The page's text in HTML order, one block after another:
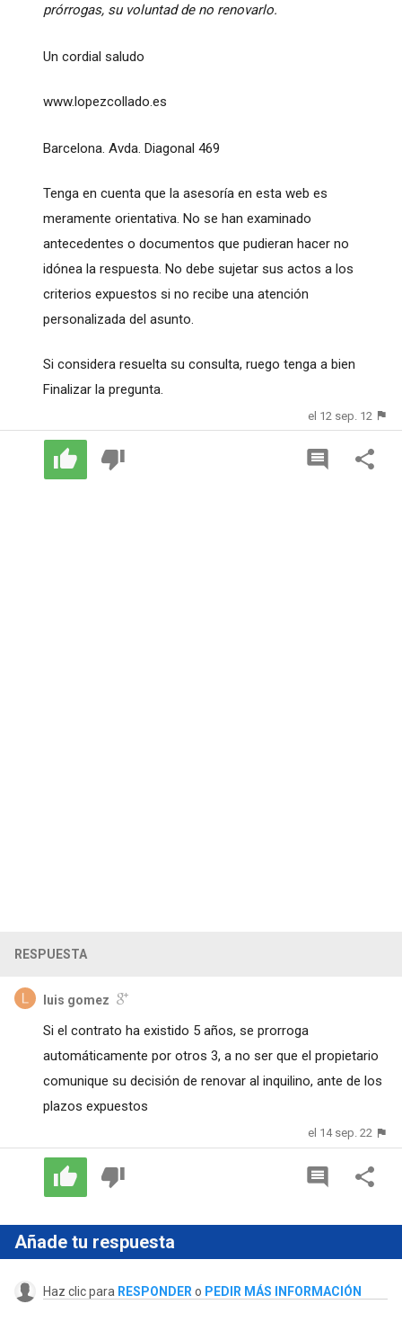
prórrogas, su voluntad de no renovarlo.
Un cordial saludo
www.lopezcollado.es
Barcelona. Avda. Diagonal 469
Tenga en cuenta que la asesoría en esta web es
meramente orientativa. No se han examinado
antecedentes o documentos que pudieran hacer no
idónea la respuesta. No debe sujetar sus actos a los
criterios expuestos si no recibe una atención
personalizada del asunto.
Si considera resuelta su consulta, ruego tenga a bien
Finalizar la pregunta.
el 12 sep. 12
RESPUESTA
luis gomez
Si el contrato ha existido 5 años, se prorroga
automáticamente por otros 3, a no ser que el propietario
comunique su decisión de renovar al inquilino, ante de los
plazos expuestos
el 14 sep. 22
Añade tu respuesta
Haz clic para RESPONDER o PEDIR MÁS INFORMACIÓN